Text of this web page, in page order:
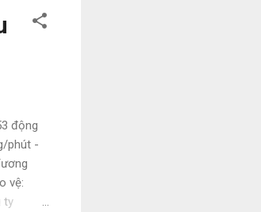
động
phút -
vệ:
ty